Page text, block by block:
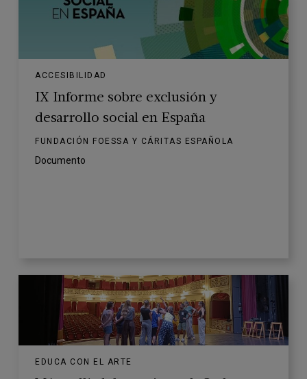
ACCESIBILIDAD
IX Informe sobre exclusión y
desarrollo social en España
FUNDACIÓN FOESSA Y CÁRITAS ESPAÑOLA
Documento
EDUCA CON EL ARTE